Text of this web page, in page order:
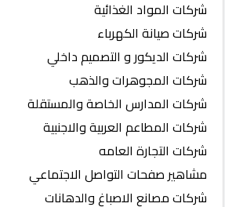
شركات المواد الغذائية
شركات صيانة الكهرباء
شركات الديكور و التصميم داخلي
شركات المجوهرات والذهب
شركات المدارس الخاصة والمستقلة
شركات المطاعم العربية والاجنبية
شركات التجارة العامه
مشاهير صفحات التواصل الاجتماعي
شركات مصانع الاصباغ والدهانات